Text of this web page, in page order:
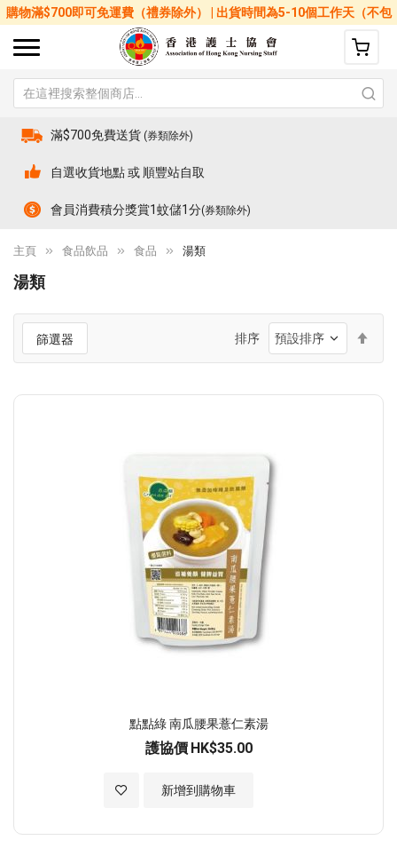
購物滿$700即可免運費（禮券除外） | 出貨時間為5-10個工作天（不包
括星期六、日及公眾假期）
滿$700免費送貨 (券類除外)
自選收貨地點 或 順豐站自取
會員消費積分獎賞1蚊儲1分(券類除外)
主頁 食品飲品 食品 湯類
湯類
篩選器 排序
降
點點綠 南瓜腰果薏仁素湯
護協價 HK$35.00
新增到購物車
加入至願望清單